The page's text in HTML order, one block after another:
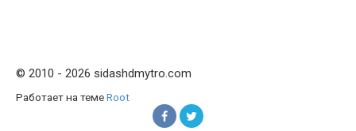
© 2010 - 2026 sidashdmytro.com
Работает на темеRoot